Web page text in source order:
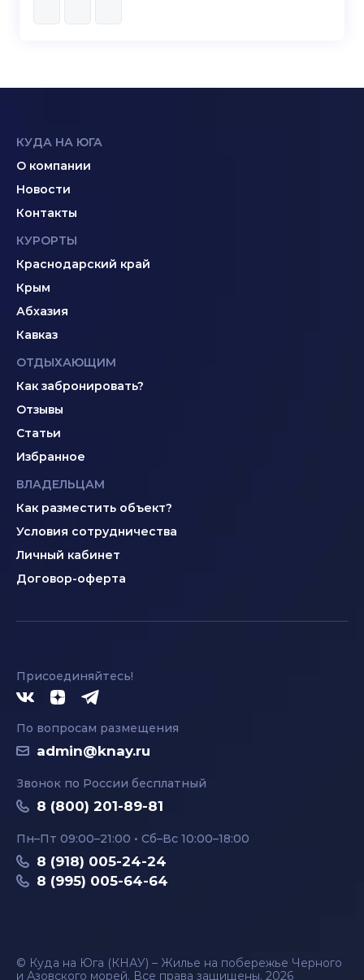
КУДА НА ЮГА
О компании
Новости
Контакты
КУРОРТЫ
Краснодарский край
Крым
Абхазия
Кавказ
ОТДЫХАЮЩИМ
Как забронировать?
Отзывы
Статьи
Избранное
ВЛАДЕЛЬЦАМ
Как разместить объект?
Условия сотрудничества
Личный кабинет
Договор-оферта
Присоединяйтесь!
По вопросам размещения
admin@knay.ru
Звонок по России бесплатный
8 (800) 201-89-81
Пн–Пт 09:00–21:00 • Сб–Вс 10:00–18:00
8 (918) 005-24-24
8 (995) 005-64-64
© Куда на Юга (КНАУ) – Жилье на побережье Черного
и Азовского морей. Все права защищены, 2026